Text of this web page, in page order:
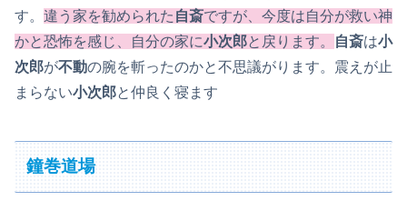
す。 違う家を勧められた 自斎ですが、今度は自分が救い神
かと恐怖を感じ、自分の家に小次郎と戻ります。 自斎は小
次郎が不動の腕を斬ったのかと不思議がります。震えが止
まらない小次郎と仲良く寝ます
鐘巻道場